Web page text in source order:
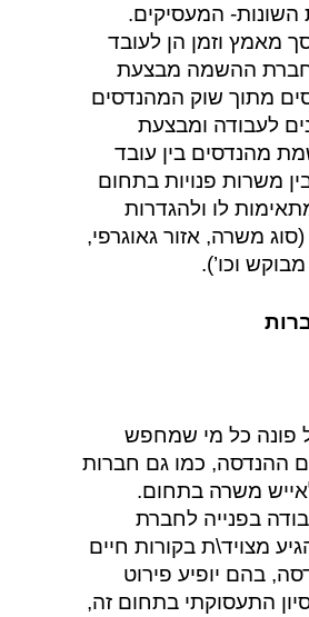
השונות- המעסיקים.
מאמץ וזמן הן לעובד
חברת ההשמה מבצעת
מתוך שוק המהנדסים
לעבודה ומבצעת
מהנדסים בין עובד
משרות פנויות בתחום
לו ולהגדרות
משרה, אזור גאוגרפי,
וכו’).
פונה כל מי שמחפש
ההנדסה, כמו גם חברות
משרה בתחום.
בפנייה לחברת
מצויד\ת בקורות חיים
בהם יופיע פירוט
התעסוקתי בתחום זה,